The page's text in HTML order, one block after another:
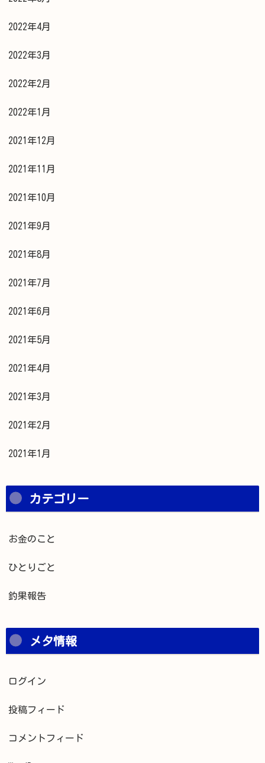
2022年4月
2022年3月
2022年2月
2022年1月
2021年12月
2021年11月
2021年10月
2021年9月
2021年8月
2021年7月
2021年6月
2021年5月
2021年4月
2021年3月
2021年2月
2021年1月
カテゴリー
お金のこと
ひとりごと
釣果報告
メタ情報
ログイン
投稿フィード
コメントフィード